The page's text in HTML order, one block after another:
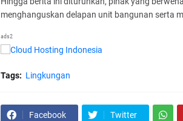
menghanguskan delapan unit bangunan serta
ads2
Tags: Lingkungan
Facebook Twitter